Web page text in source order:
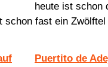
heute ist schon
schon fast ein
Puertito de